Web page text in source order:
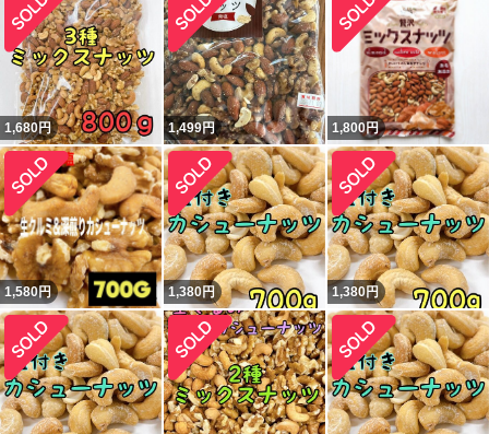
1,680円 1,499円 1,800円
1,580円 1,380円 1,380円